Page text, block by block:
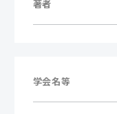
著者
学会名等